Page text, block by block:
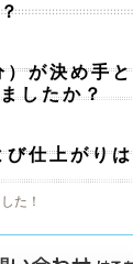
）が決め手
したか？
び仕上がり
た！